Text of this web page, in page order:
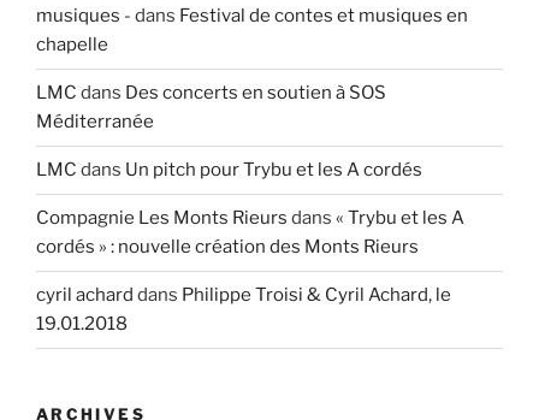
musiques - dans Festival de contes et musiques en
chapelle
LMC dans Des concerts en soutien à SOS
Méditerranée
LMC dans Un pitch pour Trybu et les A cordés
Compagnie Les Monts Rieurs dans « Trybu et les A
cordés » : nouvelle création des Monts Rieurs
cyril achard dans Philippe Troisi & Cyril Achard, le
19.01.2018
ARCHIVES